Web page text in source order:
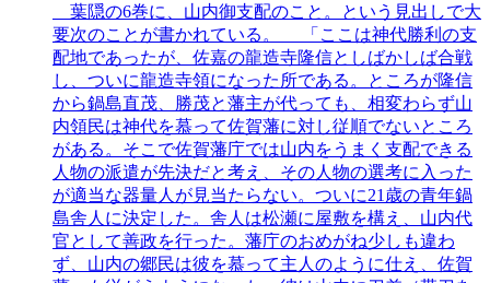
葉隠の6巻に、山内御支配のこと。という見出しで大
要次のことが書かれている。 「ここは神代勝利の支
配地であったが、佐嘉の龍造寺隆信としばかしば合戦
し、ついに龍造寺領になった所である。ところが隆信
から鍋島直茂、勝茂と藩主が代っても、相変わらず山
内領民は神代を慕って佐賀藩に対し従順でないところ
がある。そこで佐賀藩庁では山内をうまく支配できる
人物の派遣が先決だと考え、その人物の選考に入った
が適当な器量人が見当たらない。ついに21歳の青年鍋
島舎人に決定した。舎人は松瀬に屋敷を構え、山内代
官として善政を行った。藩庁のおめがね少しも違わ
ず、山内の郷民は彼を慕って主人のように仕え、佐賀